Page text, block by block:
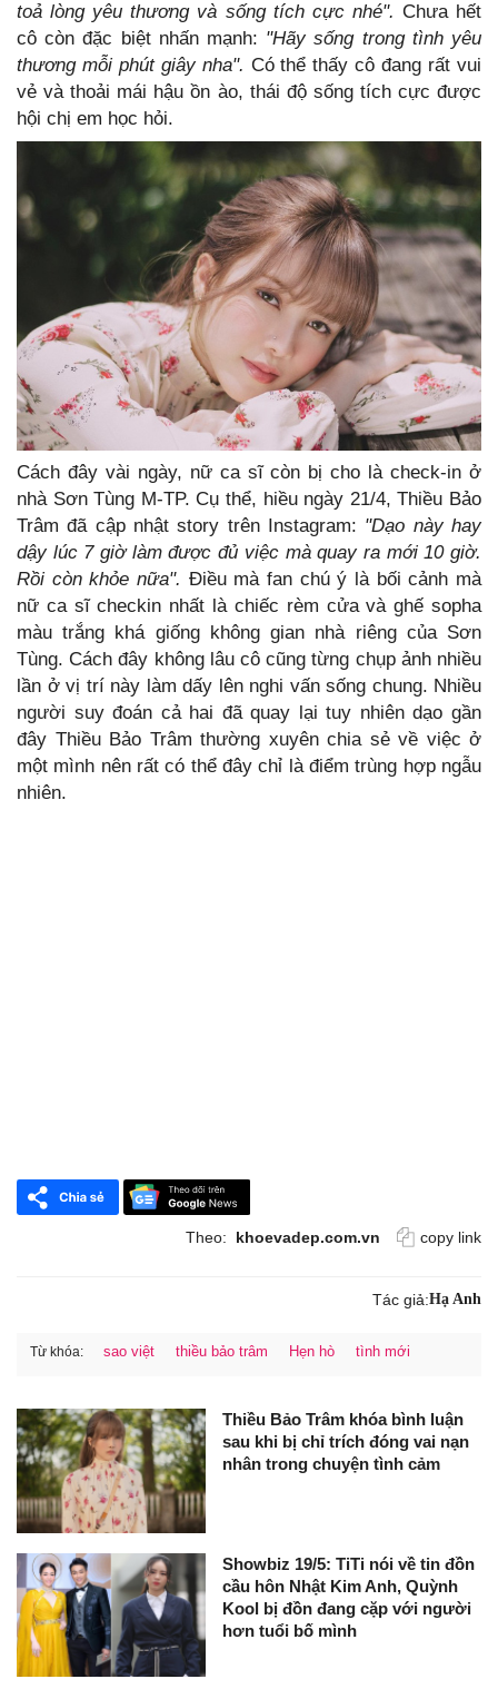
toả lòng yêu thương và sống tích cực nhé". Chưa hết
cô còn đặc biệt nhấn mạnh: "Hãy sống trong tình yêu
thương mỗi phút giây nha". Có thể thấy cô đang rất vui
vẻ và thoải mái hậu ồn ào, thái độ sống tích cực được
hội chị em học hỏi.
Cách đây vài ngày, nữ ca sĩ còn bị cho là check-in ở
nhà Sơn Tùng M-TP. Cụ thể, hiều ngày 21/4, Thiều Bảo
Trâm đã cập nhật story trên Instagram: "Dạo này hay
dậy lúc 7 giờ làm được đủ việc mà quay ra mới 10 giờ.
Rồi còn khỏe nữa". Điều mà fan chú ý là bối cảnh mà
nữ ca sĩ checkin nhất là chiếc rèm cửa và ghế sopha
màu trắng khá giống không gian nhà riêng của Sơn
Tùng. Cách đây không lâu cô cũng từng chụp ảnh nhiều
lần ở vị trí này làm dấy lên nghi vấn sống chung. Nhiều
người suy đoán cả hai đã quay lại tuy nhiên dạo gần
đây Thiều Bảo Trâm thường xuyên chia sẻ về việc ở
một mình nên rất có thể đây chỉ là điểm trùng hợp ngẫu
nhiên.
Theo: khoevadep.com.vn copy link
Tác giả:Hạ Anh
Từ khóa: sao việt thiều bảo trâm Hẹn hò tình mới
Thiều Bảo Trâm khóa bình luận
sau khi bị chỉ trích đóng vai nạn
nhân trong chuyện tình cảm
Showbiz 19/5: TiTi nói về tin đồn
cầu hôn Nhật Kim Anh, Quỳnh
Kool bị đồn đang cặp với người
hơn tuổi bố mình